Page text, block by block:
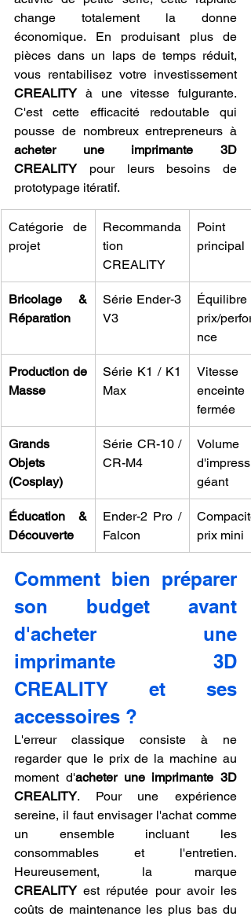
change totalement la donne
économique. En produisant plus de
pièces dans un laps de temps réduit,
vous rentabilisez votre investissement
CREALITY à une vitesse fulgurante.
C'est cette efficacité redoutable qui
acheter une imprimante 3D
CREALITY pour leurs besoins de
prototypage itératif.
Catégorie de
projet
Recommanda
tion
CREALITY
Point
principal
Bricolage &
Réparation
Série Ender-3
V3
Équilibre
prix/
nce
Production de
Masse
Série K1 / K1
Max
enceinte
fermée
Grands
Objets
(Cosplay)
Série CR-10 /
CR-M4
Volume
géant
Éducation &
Découverte
Ender-2 Pro /
Falcon
prix mini
Comment bien préparer
son budget avant
d'acheter une
imprimante 3D
CREALITY et ses
accessoires ?
L'erreur classique consiste à ne
regarder que le prix de la machine au
moment d'acheter une imprimante 3D
CREALITY. Pour une expérience
sereine, il faut envisager l'achat comme
un ensemble incluant les
consommables et l'entretien.
CREALITY est réputée pour avoir les
coûts de maintenance les plus bas du